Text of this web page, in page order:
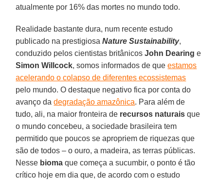
atualmente por 16% das mortes no mundo todo.
Realidade bastante dura, num recente estudo
publicado na prestigiosaNature Sustainability,
conduzido pelos cientistas britânicosJohn Dearing e
Simon Willcock, somos informados de queestamos
acelerando o colapso de diferentes ecossistemas
pelo mundo. O destaque negativo fica por conta do
avanço dadegradação amazônica. Para além de
tudo, ali, na maior fronteira de recursos naturais que
o mundo concebeu, a sociedade brasileira tem
permitido que poucos se apropriem de riquezas que
são de todos – o ouro, a madeira, as terras públicas.
Nesse bioma que começa a sucumbir, o ponto é tão
crítico hoje em dia que, de acordo com o estudo